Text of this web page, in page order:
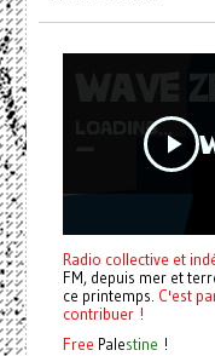
Radio collective et
FM, depuis mer et
ce printemps. C'est
contribuer !
Free Palestine !